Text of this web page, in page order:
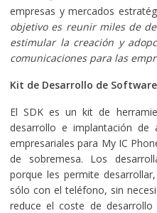
empresas y mercados
objetivo es reunir miles de
estimular la creación y
comunicaciones para las
Kit de Desarrollo de Software
El SDK es un kit de
desarrollo e implantación de
empresariales para My IC
de sobremesa. Los
porque les permite
sólo con el teléfono, sin
reduce el coste de